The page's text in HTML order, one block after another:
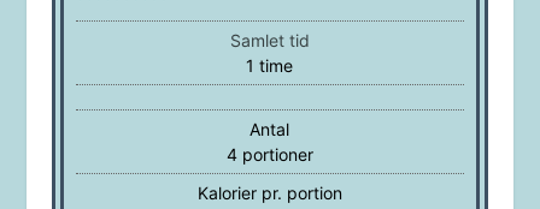
Samlet tid
1 time
time
Antal
4 portioner
Kalorier pr. portion